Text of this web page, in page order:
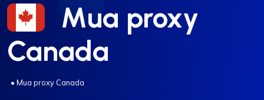
Mua proxy
Canada
• Mua proxy Canada